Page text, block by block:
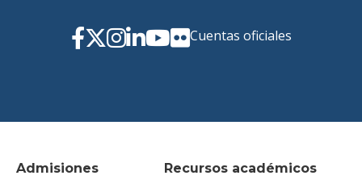
Admisiones Recursos académicos
Cuentas oficiales